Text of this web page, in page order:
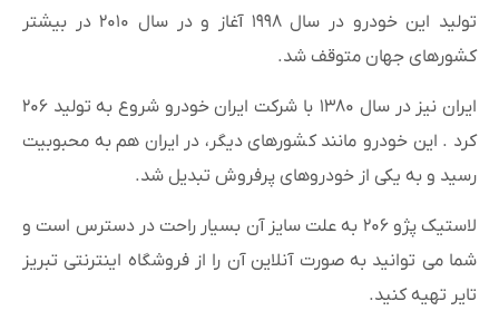
تولید این خودرو در سال ۱۹۹۸ آغاز و در سال ۲۰۱۰ در بیشتر
کشورهای جهان متوقف شد.
ایران نیز در سال ۱۳۸۰ با شرکت ایران خودرو شروع به تولید ۲۰۶
کرد . این خودرو مانند کشورهای دیگر، در ایران هم به محبوبیت
رسید و به یکی از خودروهای پرفروش تبدیل شد.
لاستیک پژو ۲۰۶ به علت سایز آن بسیار راحت در دسترس است و
شما می توانید به صورت آنلاین آن را از فروشگاه اینترنتی تبریز
تایر تهیه کنید.